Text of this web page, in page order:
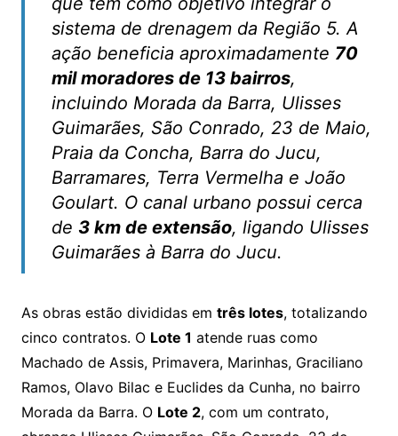
sistema de drenagem da Região 5. A
ação beneficia aproximadamente 70
mil moradores de 13 bairros,
incluindo Morada da Barra, Ulisses
Guimarães, São Conrado, 23 de Maio,
Praia da Concha, Barra do Jucu,
Barramares, Terra Vermelha e João
Goulart. O canal urbano possui cerca
de 3 km de extensão, ligando Ulisses
Guimarães à Barra do Jucu.
As obras estão divididas em três lotes, totalizando
cinco contratos. O Lote 1 atende ruas como
Machado de Assis, Primavera, Marinhas, Graciliano
Ramos, Olavo Bilac e Euclides da Cunha, no bairro
Morada da Barra. O Lote 2, com um contrato,